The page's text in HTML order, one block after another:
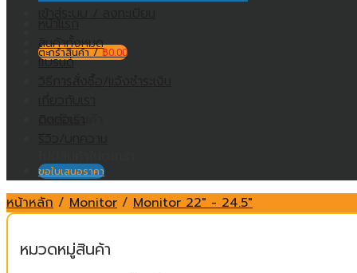
ตะกร้าสินค้า /฿0.00
ไม่มีสินค้าในตะกร้า
สินค้าทั้งหมด
แบรนด์
วิธีการสั่งซื้อ/แจ้งชำระเงิน
ขอใบเสนอราคา
หน้าหลัก / Monitor / Monitor 22" - 24.5"
หมวดหมู่สินค้า